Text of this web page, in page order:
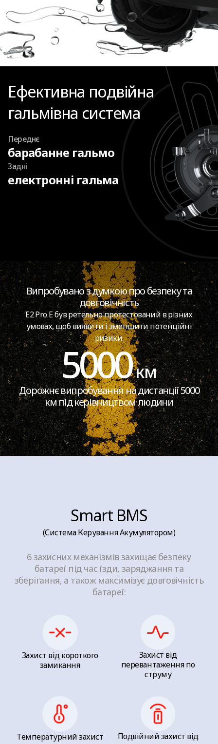
Ефективна подвійна
гальмівна система
Переднє
барабанне гальмо
Задні
електронні гальма
Випробувано з думкою про безпеку та
довговічність
E2 Pro E був ретельно протестований в різних
умовах, щоб виявити і зменшити потенційні
ризики.
5000км
Дорожнє випробування на дистанції 5000
км під керівництвом людини
Smart BMS
(Система Керування Акумулятором)
6 захисних механізмів захищає безпеку
батареї під час їзди, заряджання та
зберігання, а також максимізує довговічність
батареї:
Захист від короткого
замикання
Захист від
перевантаження по
струму
Температурний захист
Подвійний захист від